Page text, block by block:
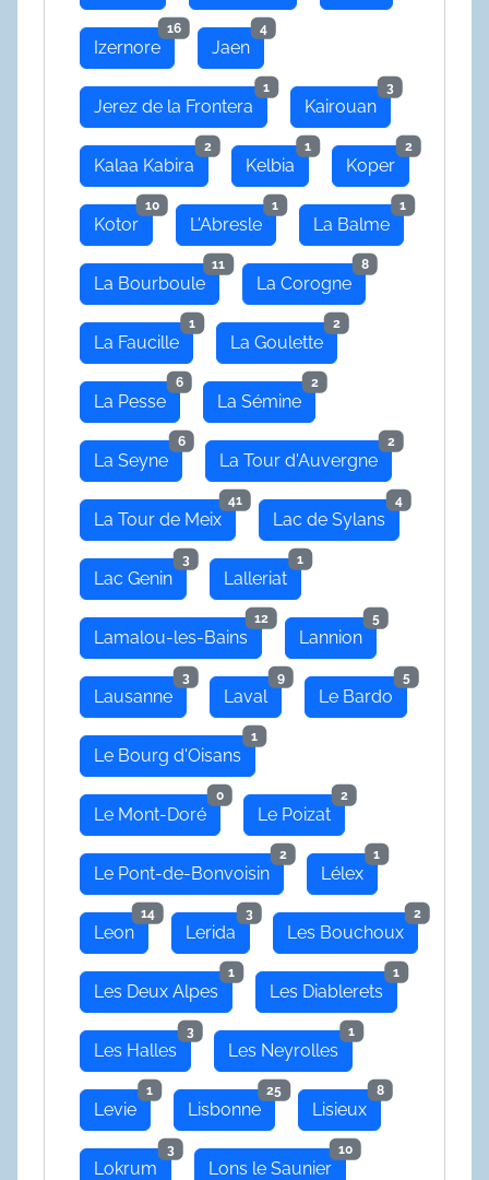
Izernore
16
Jaen
4
Jerez de la Frontera
1
Kairouan
3
Kalaa Kabira
2
Kelbia
1
Koper
2
Kotor
10
L'Abresle
1
La Balme
1
La Bourboule
11
La Corogne
8
La Faucille
1
La Goulette
2
La Pesse
6
La Sémine
2
La Seyne
6
La Tour d'Auvergne
2
La Tour de Meix
41
Lac de Sylans
4
Lac Genin
3
Lalleriat
1
Lamalou-les-Bains
12
Lannion
5
Lausanne
3
Laval
9
Le Bardo
5
Le Bourg d'Oisans
1
Le Mont-Doré
0
Le Poizat
2
Le Pont-de-Bonvoisin
2
Lélex
1
Leon
14
Lerida
3
Les Bouchoux
2
Les Deux Alpes
1
Les Diablerets
1
Les Halles
3
Les Neyrolles
1
Levie
1
Lisbonne
25
Lisieux
8
Lokrum
3
Lons le Saunier
10